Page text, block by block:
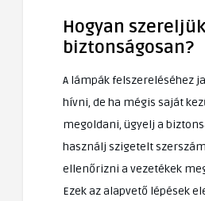
Hogyan
biztonságosan?
A lámpák felszereléséhez
hívni, de ha mégis saját
megoldani, ügyelj a
használj szigetelt
ellenőrizni a vezetékek
Ezek az alapvető lépések